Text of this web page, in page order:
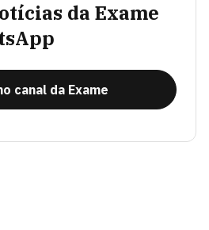
da Exame
canal da Exame